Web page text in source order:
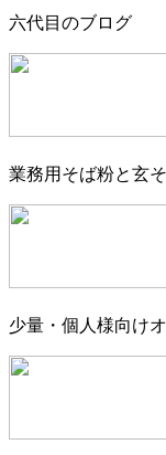
六代目のブログ
業務用そば粉と玄
少量・個人様向け